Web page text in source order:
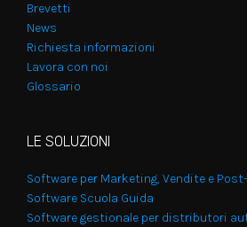
Brevetti
News
Richiesta informazioni
Lavora con noi
Glossario
LE SOLUZIONI
Software per Marketing, Vendite e
Software Scuola Guida
Software gestionale per distributori